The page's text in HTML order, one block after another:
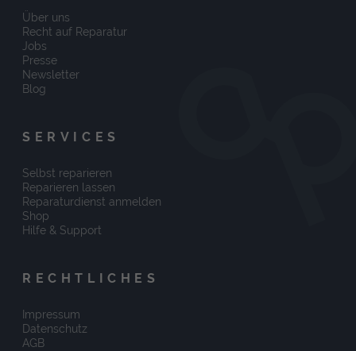
Über uns
Recht auf Reparatur
Jobs
Presse
Newsletter
Blog
SERVICES
Selbst reparieren
Reparieren lassen
Reparaturdienst anmelden
Shop
Hilfe & Support
RECHTLICHES
Impressum
Datenschutz
AGB